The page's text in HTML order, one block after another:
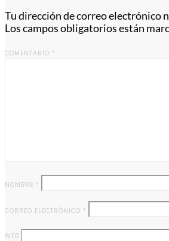
Tu dirección de correo electrónico
Los campos obligatorios están
COMENTARIO *
NOMBRE *
CORREO ELECTRÓNICO *
WEB